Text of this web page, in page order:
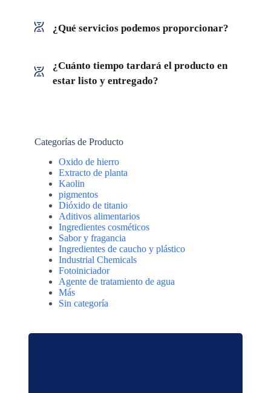
¿Qué servicios podemos proporcionar?
¿Cuánto tiempo tardará el producto en
estar listo y entregado?
Categorías de Producto
Oxido de hierro
Extracto de planta
Kaolin
pigmentos
Dióxido de titanio
Aditivos alimentarios
Ingredientes cosméticos
Sabor y fragancia
Ingredientes de caucho y plástico
Industrial Chemicals
Fotoiniciador
Agente de tratamiento de agua
Más
Sin categoría